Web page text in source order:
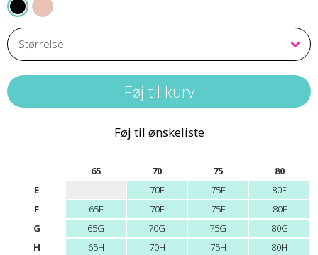
Føj til ønskeliste
65 70 75
80
E
70E 75E
80E
F
65F 70F 75F
80F
G
65G 70G 75G
80G
H
65H 70H 75H
80H